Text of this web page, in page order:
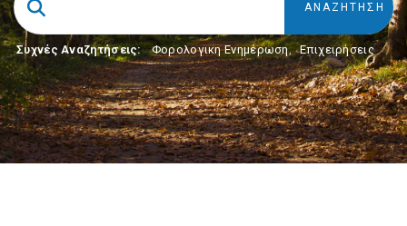
Συχνές Αναζητήσεις: Φορολογικη Ενημέρωση, Επιχειρήσεις